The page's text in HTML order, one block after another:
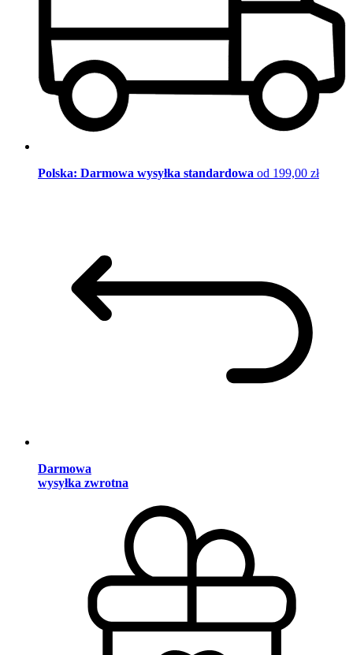
Polska: Darmowa wysyłka standardowa od 199,00 zł
Darmowa
wysyłka zwrotna